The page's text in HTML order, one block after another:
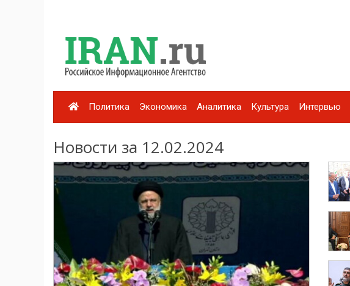
Политика Экономика Аналитика Культура Интервью
Новости за 12.02.2024